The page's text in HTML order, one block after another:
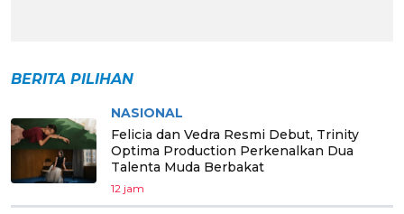
BERITA PILIHAN
NASIONAL
Felicia dan Vedra Resmi Debut, Trinity
Optima Production Perkenalkan Dua
Talenta Muda Berbakat
12 jam